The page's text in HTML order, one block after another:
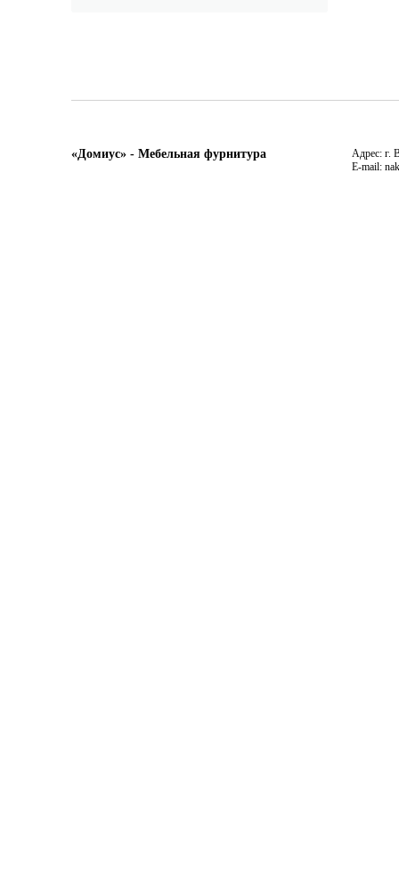
«Домиус» - Мебельная фурнитура
Адрес: г.
E-mail: